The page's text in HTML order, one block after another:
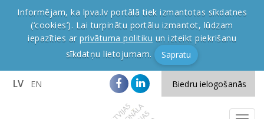
Informējam, ka lpva.lv portālā tiek izmantotas sīkdatnes
(‘cookies’). Lai turpinātu portālu izmantot, lūdzam
iepazīties ar privātuma politiku un izteikt piekrišanu
sīkdatņu lietojumam.
Sapratu
LV EN Biedru ielogošanās